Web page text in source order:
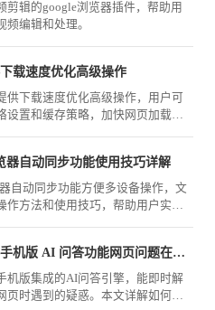
剪辑的google浏览器插件，帮助用
频编辑和处理。
载速度优化高级操作
供下载速度优化高级操作，用户可
设置和缓存策略，加快网页加载和
器自动同步功能使用技巧详解
自动同步功能方便多设备操作，文
作方法和使用技巧，帮助用户实现
百度浏览器手机版 AI 问答功能网页问题在线解答
机版集成的AI问答引擎，能即时解
页时遇到的疑惑。本文详解如何调